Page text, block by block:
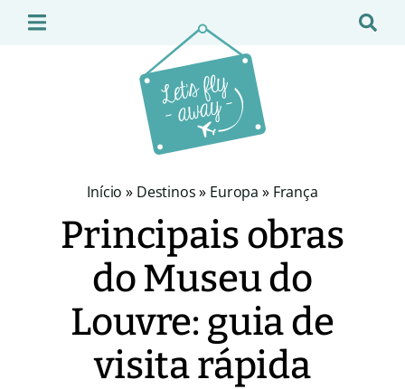
Início » Destinos» Europa » França
Principais obras
do Museu do
Louvre: guia de
visita rápida